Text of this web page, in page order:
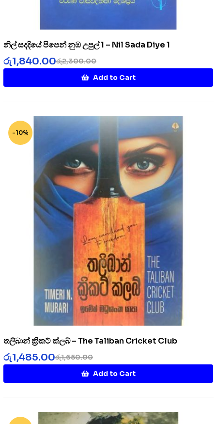
නිල් සදදියේ පිපෙන් නුඹ උපුල් 1 – Nil Sada Diye 1
රු2,300.00
රු1,840.00
Add to Cart
-10%
තලිබාන් ක්‍රිකට් ක්ලබ් – The Taliban Cricket Club
රු1,650.00
රු1,485.00
Add to Cart